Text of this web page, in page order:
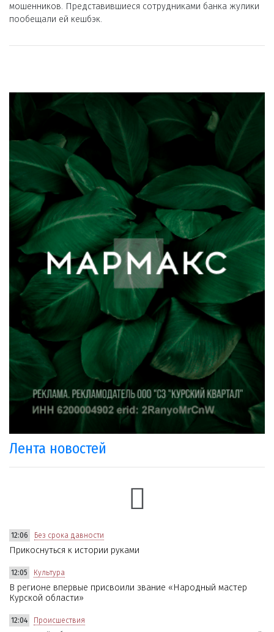
мошенников. Представившиеся сотрудниками банка жулики
пообещали ей кешбэк.
Лента новостей
12:06 Без срока давности
Прикоснуться к истории руками
12:05 Культура
В регионе впервые присвоили звание «Народный мастер
Курской области»
12:04 Происшествия